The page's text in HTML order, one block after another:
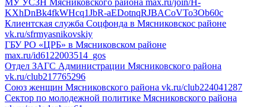
KXhDnBk4fkWHcq1JbR-aEDotnqRJBACoVTo3Ob60c
Клиентская служба Соцфонда в Мясниковскос районе
vk.ru/sfrmyasnikovskiy
ГБУ РО «ЦРБ» в Мясниковском районе
max.ru/id6122003514_gos
Отдел ЗАГС Администрации Мясниковского района
vk.ru/club217765296
Союз женщин Мясниковского района vk.ru/club224041287
Сектор по молодежной политике Мясниковского района